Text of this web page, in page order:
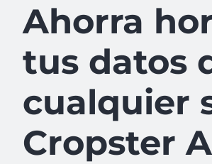
Ahorra
tus datos
cualquier
Cropster